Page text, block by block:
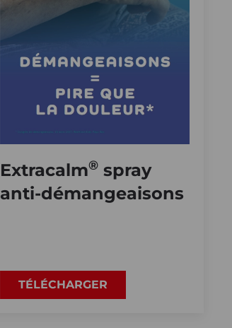
Extracalm® spray
anti-démangeaisons
TÉLÉCHARGER